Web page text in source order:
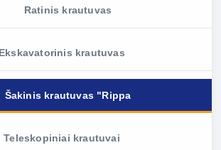
Ratinis krautuvas
Ekskavatorinis krautuvas
Šakinis krautuvas "Rippa
Teleskopiniai krautuvai